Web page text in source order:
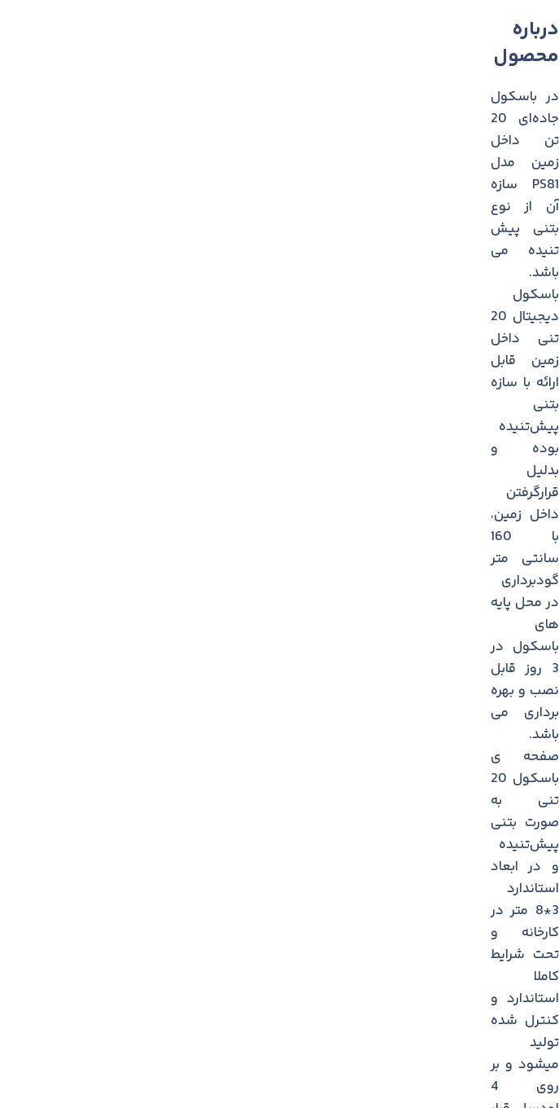
درباره
محصول
در باسکول
جاده‌ای 20
تن داخل
زمين مدل
PS81 سازه
آن از نوع
بتنی پیش
تنیده می
باشد.
باسکول
دیجیتال 20
تنی داخل
زمین قابل
ارائه با سازه
بتنی
پیش‌تنیده
بوده و
بدلیل
قرارگرفتن
داخل زمین،
با 160
سانتی متر
گودبرداری
در محل پايه
های
باسكول در
3 روز قابل
نصب و بهره
برداری می
باشد.
صفحه ی
باسکول 20
تنی به
صورت بتنی
پیش‌تنیده
و در ابعاد
استاندارد
3*8 متر در
کارخانه و
تحت شرایط
کاملا
استاندارد و
کنترل شده
تولید
میشود و بر
روی 4